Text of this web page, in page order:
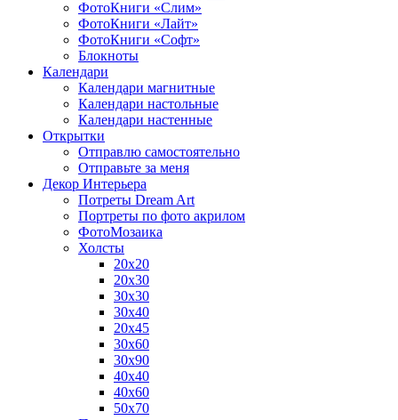
ФотоКниги «Слим»
ФотоКниги «Лайт»
ФотоКниги «Софт»
Блокноты
Календари
Календари магнитные
Календари настольные
Календари настенные
Открытки
Отправлю самостоятельно
Отправьте за меня
Декор Интерьера
Потреты Dream Art
Портреты по фото акрилом
ФотоМозаика
Холсты
20х20
20х30
30х30
30х40
20х45
30х60
30х90
40х40
40х60
50х70